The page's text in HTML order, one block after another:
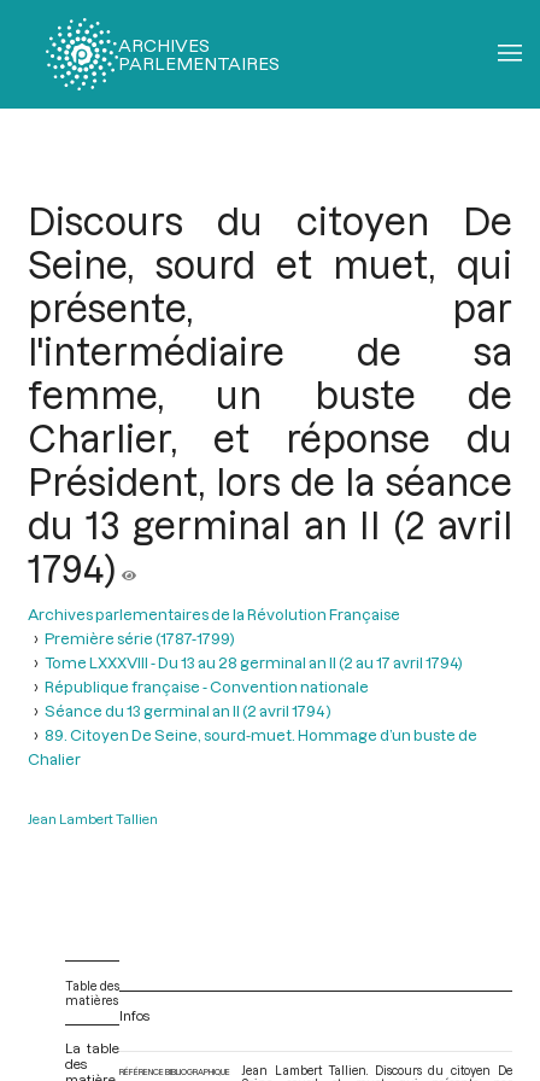
ARCHIVES
PARLEMENTAIRES
Discours du citoyen De
Seine, sourd et muet, qui
présente, par
l'intermédiaire de sa
femme, un buste de
Charlier, et réponse du
Président, lors de la séance
du 13 germinal an II (2 avril
1794)
Archives parlementaires de la Révolution Française
Première série (1787-1799)
Tome LXXXVIII - Du 13 au 28 germinal an II (2 au 17 avril 1794)
République française - Convention nationale
Séance du 13 germinal an II (2 avril 1794 )
89. Citoyen De Seine, sourd-muet. Hommage d’un buste de
Chalier
Jean Lambert Tallien
Table des
matières
La table
des
Infos
RÉFÉRENCE BIBLIOGRAPHIQUE
Jean Lambert Tallien. Discours du citoyen De